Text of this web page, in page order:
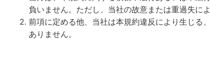
負いません。ただし、当社の故意または重過失に
前項に定める他、当社は本規約違反により生じる
ありません。